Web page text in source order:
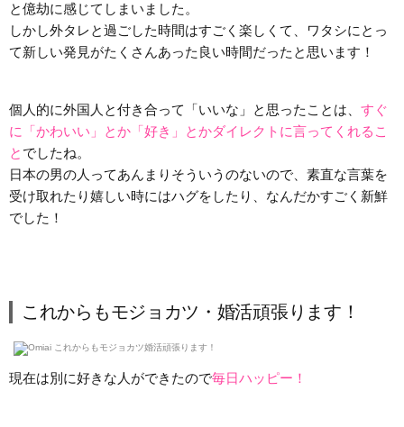
と億劫に感じてしまいました。
しかし外タレと過ごした時間はすごく楽しくて、ワタシにとっ
て新しい発見がたくさんあった良い時間だったと思います！
個人的に外国人と付き合って「いいな」と思ったことは、 すぐ
に「かわいい」とか「好き」とかダイレクトに言ってくれるこ
と でしたね。
日本の男の人ってあんまりそういうのないので、素直な言葉を
受け取れたり嬉しい時にはハグをしたり、なんだかすごく新鮮
でした！
これからもモジョカツ・婚活頑張ります！
現在は別に好きな人ができたので毎日ハッピー！